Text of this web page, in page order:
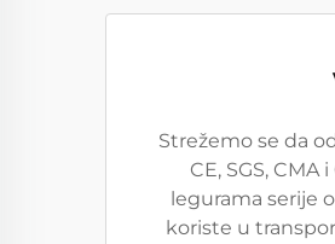
Strežemo se da
CE, SGS,
legurama serije
koriste u